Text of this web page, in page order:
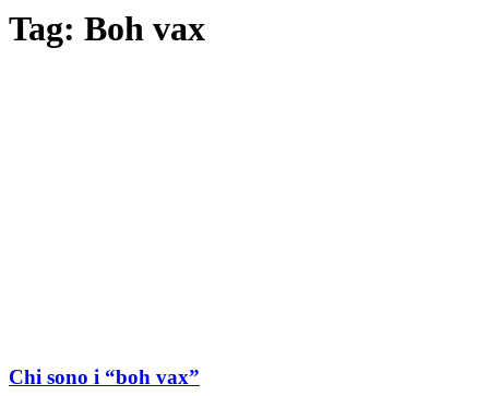
Tag: Boh vax
Chi sono i “boh vax”